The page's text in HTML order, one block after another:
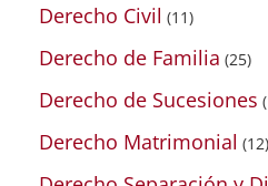
Derecho Civil (11)
Derecho de Familia (25)
Derecho de Sucesiones
Derecho Matrimonial (12)